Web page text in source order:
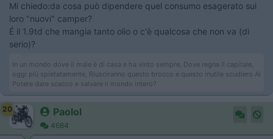
Mi chiedo:da cosa può dipendere quel consumo esagerato sui
loro "nuovi" camper?
É il 1.9td che mangia tanto olio o c'è qualcosa che non va (di
serio)?
In un mondo dove il male è di casa e ha vinto sempre, Dove regna il capitale,
oggi più spietatamente, Riusciranno questo brocco e questo inutile scudiero Al
Potere dare scacco e salvare il mondo intero?
20 Paolol
4684